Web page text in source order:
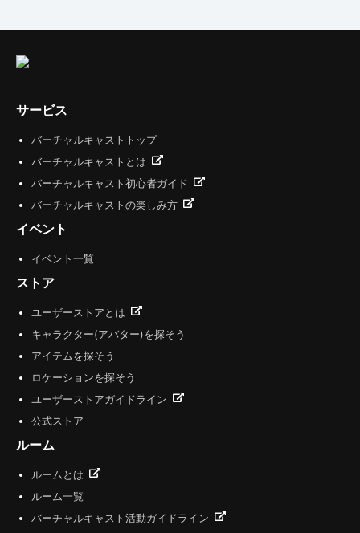
サービス
バーチャルキャストトップ
バーチャルキャストとは
バーチャルキャスト初心者ガイド
バーチャルキャストの楽しみ方
イベント
イベント一覧
ストア
ユーザーストアとは
キャラクター(アバター)を探そう
アイテムを探そう
ロケーションを探そう
ユーザーストアガイドライン
公式ストア
ルーム
ルームとは
ルーム一覧
バーチャルキャスト活動ガイドライン